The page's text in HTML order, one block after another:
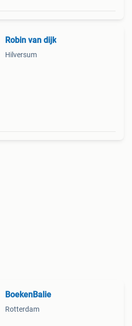
Robin van dijk
Hilversum
BoekenBalie
Rotterdam